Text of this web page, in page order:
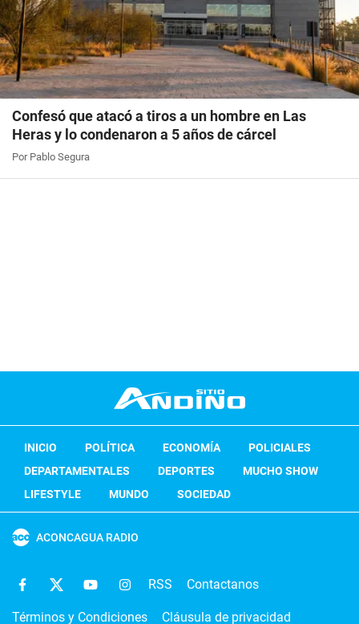
Confesó que atacó a tiros a un hombre en Las
Heras y lo condenaron a 5 años de cárcel
Por Pablo Segura
INICIO POLÍTICA ECONOMÍA
POLICIALES
DEPARTAMENTALES
DEPORTES
MUCHO SHOW
LIFESTYLE
MUNDO SOCIEDAD
ACONCAGUA RADIO
RSS Contactanos
Términos y Condiciones Cláusula de privacidad